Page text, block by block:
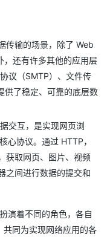
传输的场景，除了 Web
，还有许多其他的应用层
议（SMTP）、文件传
供了稳定、可靠的底层数
交互，是实现网页浏
心协议。通过 HTTP，
获取网页、图片、视频
之间进行数据的提交和
演着不同的角色，各自
同为实现网络应用的各